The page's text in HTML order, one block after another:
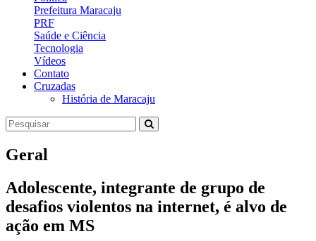
Prefeitura Maracaju
PRF
Saúde e Ciência
Tecnologia
Vídeos
Contato
Cruzadas
História de Maracaju
Geral
Adolescente, integrante de grupo de
desafios violentos na internet, é alvo de
ação em MS